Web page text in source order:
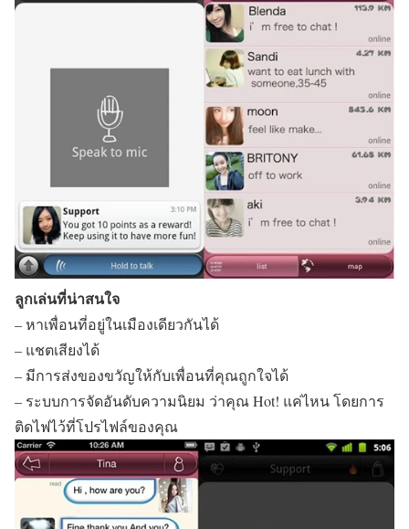
ลูกเล่นที่น่าสนใจ
– หาเพื่อนที่อยู่ในเมืองเดียวกันได้
– แชตเสียงได้
– มีการส่งของขวัญให้กับเพื่อนที่คุณถูกใจได้
– ระบบการจัดอันดับความนิยม ว่าคุณ Hot! แค่ไหน โดยการ
ติดไฟไว้ที่โปรไฟล์ของคุณ